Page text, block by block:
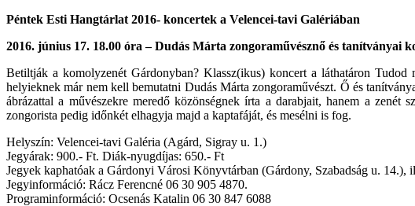
Péntek Esti Hangtárlat 2016- koncertek a Velencei-tavi Galériában
2016. június 17. 18.00 óra – Dudás Márta zongoraművésznő és tanítványai
Betiltják a komolyzenét Gárdonyban? Klassz(ikus) koncert a láthatáron
helyieknek már nem kell bemutatni Dudás Márta zongoraművészt. Ő és
ábrázattal a művészekre meredő közönségnek írta a darabjait, hanem a
zongorista pedig időnkét elhagyja majd a kaptafáját, és mesélni is fog.
Helyszín: Velencei-tavi Galéria (Agárd, Sigray u. 1.)
Jegyárak: 900.- Ft. Diák-nyugdíjas: 650.- Ft
Jegyek kaphatóak a Gárdonyi Városi Könyvtárban (Gárdony, Szabadság u. 14.),
Jegyinformáció: Rácz Ferencné 06 30 905 4870.
Programinformáció: Ocsenás Katalin 06 30 847 6088